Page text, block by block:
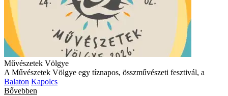
Művészetek Völgye
A Művészetek Völgye egy tíznapos, összművészeti fesztivál, a
Balaton Kapolcs
Bővebben